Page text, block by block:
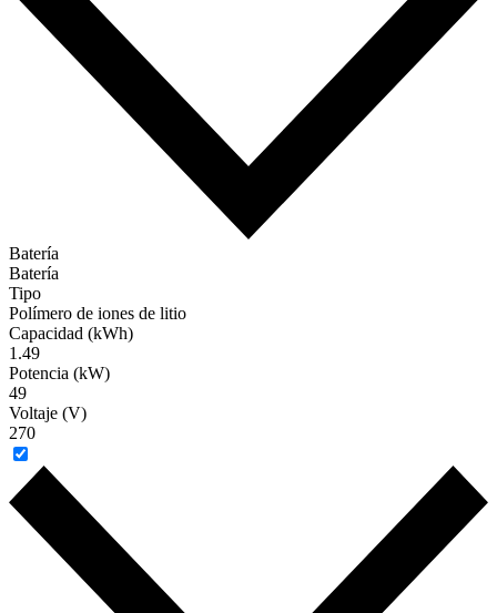
Batería
Batería
Tipo
Polímero de iones de litio
Capacidad (kWh)
1.49
Potencia (kW)
49
Voltaje (V)
270